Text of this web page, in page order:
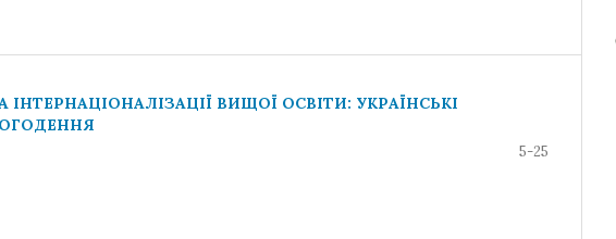
ВИЩОЇ ОСВІТИ: УКРАЇНСЬКІ
5-25